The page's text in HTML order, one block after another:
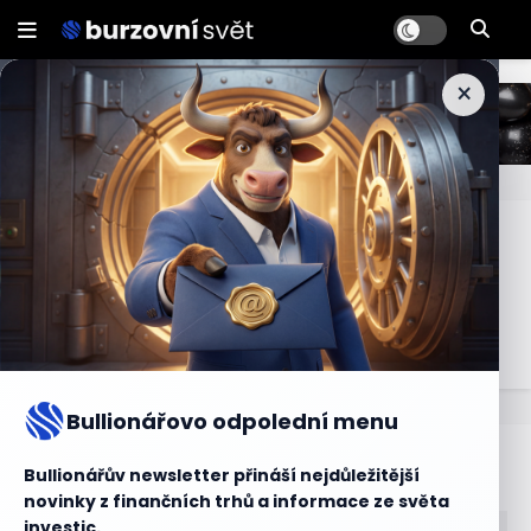
×
Bullionářovo odpolední menu
Bullionářův newsletter přináší nejdůležitější
novinky z finančních trhů a informace ze světa
Měnové trhy
Měnové trhy jsou trhy, kde se obchoduje s různými
měnami. Investoři nakupují a prodávají měny s cílem
vytvářet zisky z kurzových rozdílů.
Bullionářův slovníček